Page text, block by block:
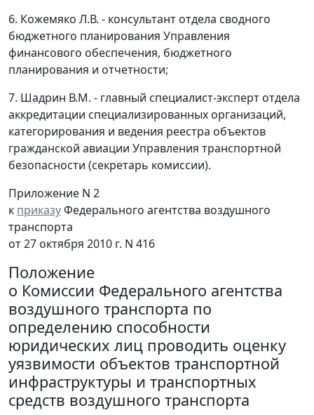
6. Кожемяко Л.В. - консультант отдела сводного
бюджетного планирования Управления
финансового обеспечения, бюджетного
планирования и отчетности;
7. Шадрин В.М. - главный специалист-эксперт отдела
аккредитации специализированных организаций,
категорирования и ведения реестра объектов
гражданской авиации Управления транспортной
безопасности (секретарь комиссии).
Приложение N 2
к приказуФедерального агентства воздушного
транспорта
от 27 октября 2010 г. N 416
Положение
о Комиссии Федерального агентства
воздушного транспорта по
определению способности
юридических лиц проводить оценку
уязвимости объектов транспортной
инфраструктуры и транспортных
средств воздушного транспорта